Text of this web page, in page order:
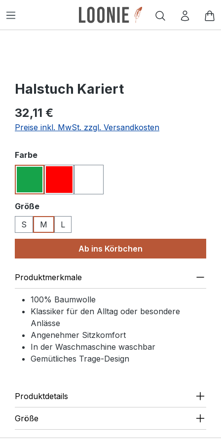
springen
Halstuch Kariert
32,11 €
Preise inkl. MwSt. zzgl. Versandkosten
Farbeauswählen
Größeauswählen
S
M L
Ab ins Körbchen
Produktmerkmale
100% Baumwolle
Klassiker für den Alltag oder besondere
Anlässe
Angenehmer Sitzkomfort
In der Waschmaschine waschbar
Gemütliches Trage-Design
Produktdetails
Größe